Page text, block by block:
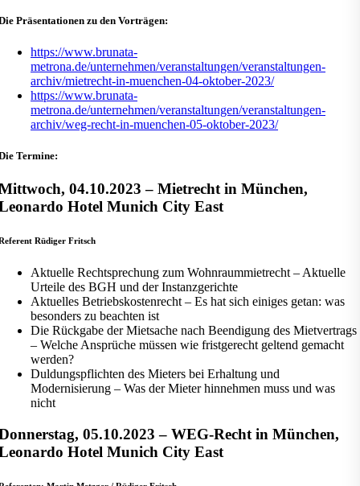
Präsentationen zu den Vorträgen:
https://www.brunata-
metrona.de/unternehmen/veranstaltungen/veranstaltungen-
archiv/mietrecht-in-muenchen-04-oktober-2023/
https://www.brunata-
metrona.de/unternehmen/veranstaltungen/veranstaltungen-
archiv/weg-recht-in-muenchen-05-oktober-2023/
Termine:
04.10.2023 – Mietrecht in München,
Hotel Munich City East
Rüdiger Fritsch
Aktuelle Rechtsprechung zum Wohnraummietrecht – Aktuelle
Urteile des BGH und der Instanzgerichte
Aktuelles Betriebskostenrecht – Es hat sich einiges getan: was
besonders zu beachten ist
Die Rückgabe der Mietsache nach Beendigung des Mietvertrags
– Welche Ansprüche müssen wie fristgerecht geltend gemacht
werden?
Duldungspflichten des Mieters bei Erhaltung und
Modernisierung – Was der Mieter hinnehmen muss und was
nicht
05.10.2023 – WEG-Recht in München,
Hotel Munich City East